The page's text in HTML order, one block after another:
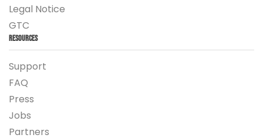
Legal Notice
GTC
Resources
Support
FAQ
Press
Jobs
Partners